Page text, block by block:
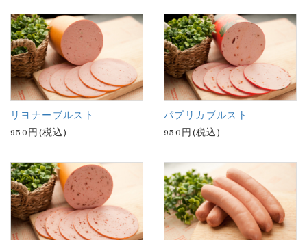
リヨナーブルスト
950円(税込)
パプリカブルスト
950円(税込)